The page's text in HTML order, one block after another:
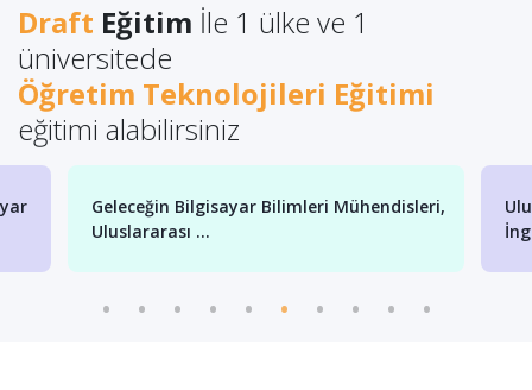
Draft Eğitim İle 1 ülke ve 1
üniversitede
Öğretim Teknolojileri Eğitimi
eğitimi alabilirsiniz
Geleceğin Bilgisayar Bilimleri Mühendisleri,
Uluslararası ...